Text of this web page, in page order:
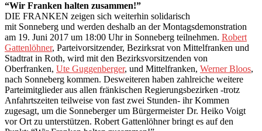
“Wir Franken halten zusammen!”
DIE FRANKEN zeigen sich weiterhin solidarisch
mit Sonneberg und werden deshalb an der Montagsdemonstration
am 19. Juni 2017 um 18:00 Uhr in Sonneberg teilnehmen. Robert
Gattenlöhner, Parteivorsitzender, Bezirksrat von Mittelfranken und
Stadtrat in Roth, wird mit den Bezirksvorsitzenden von
Oberfranken, Ute Guggenberger, und Mittelfranken, Werner Bloos,
nach Sonneberg kommen. Desweiteren haben zahlreiche weitere
Parteimitglieder aus allen fränkischen Regierungsbezirken -trotz
Anfahrtszeiten teilweise von fast zwei Stunden- ihr Kommen
zugesagt, um die Sonneberger um Bürgermeister Dr. Heiko Voigt
vor Ort zu unterstützen. Robert Gattenlöhner bringt es auf den